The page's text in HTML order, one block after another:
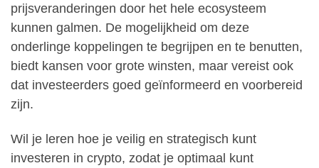
prijsveranderingen door het hele ecosysteem
kunnen galmen. De mogelijkheid om deze
onderlinge koppelingen te begrijpen en te benutten,
biedt kansen voor grote winsten, maar vereist ook
dat investeerders goed geïnformeerd en voorbereid
zijn.
Wil je leren hoe je veilig en strategisch kunt
investeren in crypto, zodat je optimaal kunt